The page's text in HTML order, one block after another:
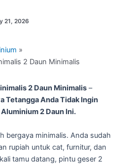
21, 2026
2 Daun Minimalis
2 Daun Minimalis –
Tetangga Anda Tidak Ingin
2 Daun Ini.
bergaya minimalis. Anda sudah
rupiah untuk cat, furnitur, dan
tamu datang, pintu geser 2